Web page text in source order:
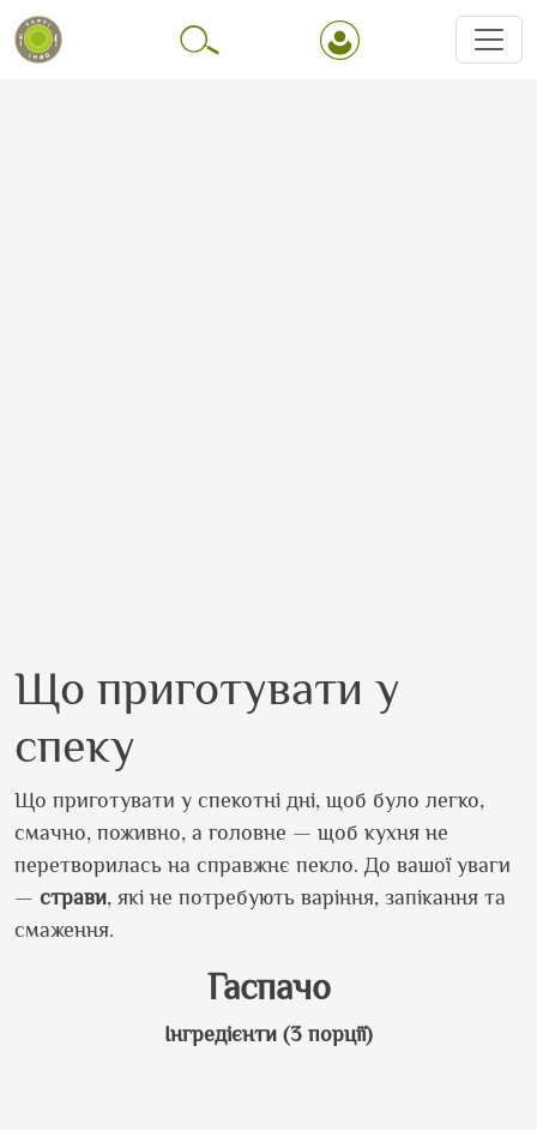
Що приготувати у
спеку
Що приготувати у спекотні дні, щоб було легко,
смачно, поживно, а головне — щоб кухня не
перетворилась на справжнє пекло. До вашої уваги
— страви, які не потребують варіння, запікання та
смаження.
Гаспачо
Інгредієнти (3 порції)